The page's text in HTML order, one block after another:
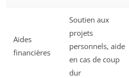
Aides
financières
Soutien aux
projets
personnels, aide
en cas de coup
dur